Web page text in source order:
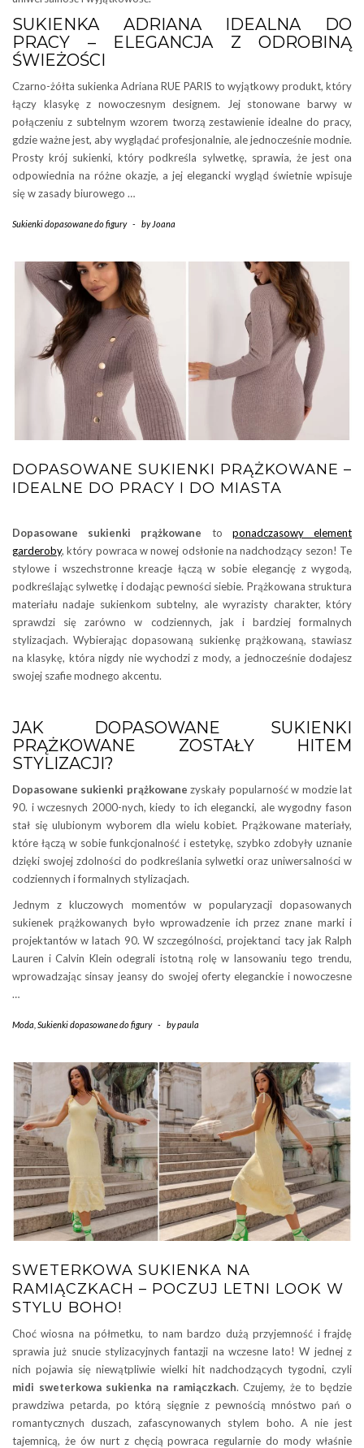
SUKIENKA ADRIANA IDEALNA DO
PRACY – ELEGANCJA Z ODROBINĄ
ŚWIEŻOŚCI
Czarno-żółta sukienka Adriana RUE PARIS to wyjątkowy produkt, który
łączy klasykę z nowoczesnym designem. Jej stonowane barwy w
połączeniu z subtelnym wzorem tworzą zestawienie idealne do pracy,
gdzie ważne jest, aby wyglądać profesjonalnie, ale jednocześnie modnie.
Prosty krój sukienki, który podkreśla sylwetkę, sprawia, że jest ona
odpowiednia na różne okazje, a jej elegancki wygląd świetnie wpisuje
się w zasady biurowego …
Sukienki dopasowane do figury - by Joana
DOPASOWANE SUKIENKI PRĄŻKOWANE –
IDEALNE DO PRACY I DO MIASTA
Dopasowane sukienki prążkowane to ponadczasowy element
garderoby, który powraca w nowej odsłonie na nadchodzący sezon! Te
stylowe i wszechstronne kreacje łączą w sobie elegancję z wygodą,
podkreślając sylwetkę i dodając pewności siebie. Prążkowana struktura
materiału nadaje sukienkom subtelny, ale wyrazisty charakter, który
sprawdzi się zarówno w codziennych, jak i bardziej formalnych
stylizacjach. Wybierając dopasowaną sukienkę prążkowaną, stawiasz
na klasykę, która nigdy nie wychodzi z mody, a jednocześnie dodajesz
swojej szafie modnego akcentu.
JAK DOPASOWANE SUKIENKI
PRĄŻKOWANE ZOSTAŁY HITEM
STYLIZACJI?
Dopasowane sukienki prążkowane zyskały popularność w modzie lat
90. i wczesnych 2000-nych, kiedy to ich elegancki, ale wygodny fason
stał się ulubionym wyborem dla wielu kobiet. Prążkowane materiały,
które łączą w sobie funkcjonalność i estetykę, szybko zdobyły uznanie
dzięki swojej zdolności do podkreślania sylwetki oraz uniwersalności w
codziennych i formalnych stylizacjach.
Jednym z kluczowych momentów w popularyzacji dopasowanych
sukienek prążkowanych było wprowadzenie ich przez znane marki i
projektantów w latach 90. W szczególności, projektanci tacy jak Ralph
Lauren i Calvin Klein odegrali istotną rolę w lansowaniu tego trendu,
wprowadzając sinsay jeansy do swojej oferty eleganckie i nowoczesne
…
Moda Sukienki dopasowane do figury - bypaula
SWETERKOWA SUKIENKA NA
RAMIĄCZKACH – POCZUJ LETNI LOOK W
STYLU BOHO!
Choć wiosna na półmetku, to nam bardzo dużą przyjemność i frajdę
sprawia już snucie stylizacyjnych fantazji na wczesne lato! W jednej z
nich pojawia się niewątpliwie wielki hit nadchodzących tygodni, czyli
midi sweterkowa sukienka na ramiączkach. Czujemy, że to będzie
prawdziwa petarda, po którą sięgnie z pewnością mnóstwo pań o
romantycznych duszach, zafascynowanych stylem boho. A nie jest
tajemnicą, że ów nurt z chęcią powraca regularnie do mody właśnie